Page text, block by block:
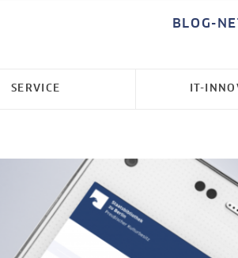
BLOG-
SERVICE IT-